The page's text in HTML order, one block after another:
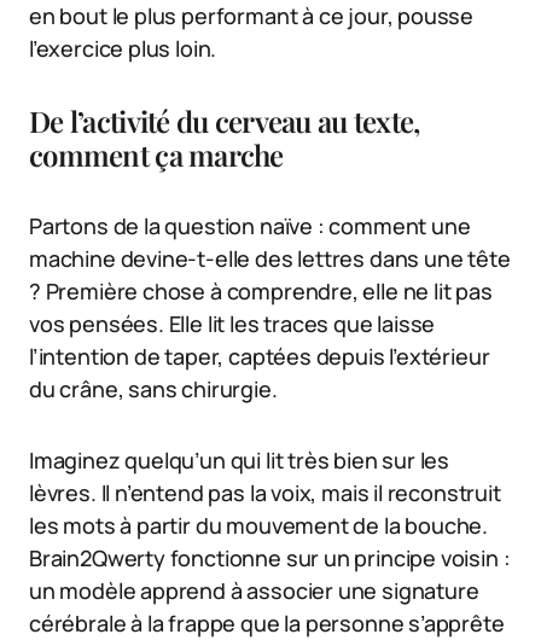
en bout le plus performant à ce jour, pousse
l’exercice plus loin.
De l’activité du cerveau au texte,
comment ça marche
Partons de la question naïve : comment une
machine devine-t-elle des lettres dans une tête
? Première chose à comprendre, elle ne lit pas
vos pensées. Elle lit les traces que laisse
l’intention de taper, captées depuis l’extérieur
du crâne, sans chirurgie.
Imaginez quelqu’un qui lit très bien sur les
lèvres. Il n’entend pas la voix, mais il reconstruit
les mots à partir du mouvement de la bouche.
Brain2Qwerty fonctionne sur un principe voisin :
un modèle apprend à associer une signature
cérébrale à la frappe que la personne s’apprête